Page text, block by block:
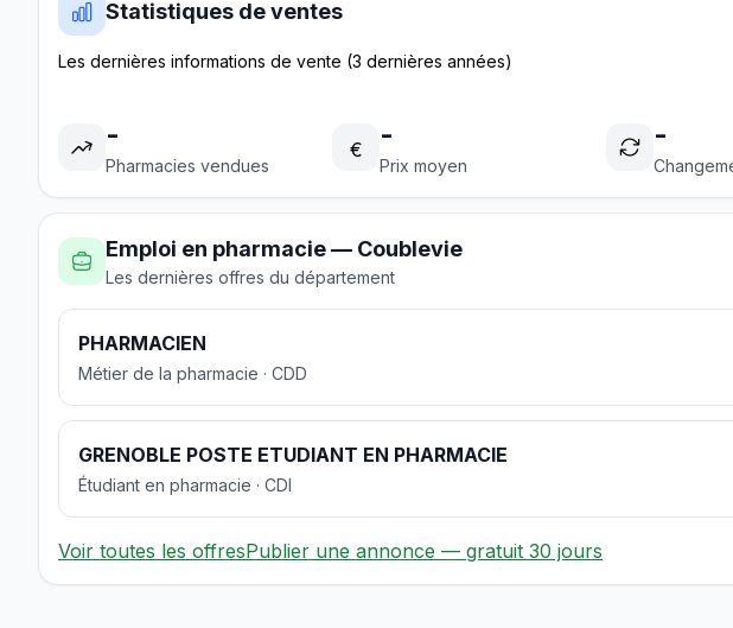
Statistiques de ventes
Les dernières informations de vente (3 dernières années)
-
Pharmacies vendues
€ -
Prix moyen
-
Emploi en pharmacie — Coublevie
Les dernières offres du département
PHARMACIEN
Métier de la pharmacie · CDD
GRENOBLE POSTE ETUDIANT EN PHARMACIE
Étudiant en pharmacie · CDI
Voir toutes les offresPublier une annonce — gratuit 30 jours